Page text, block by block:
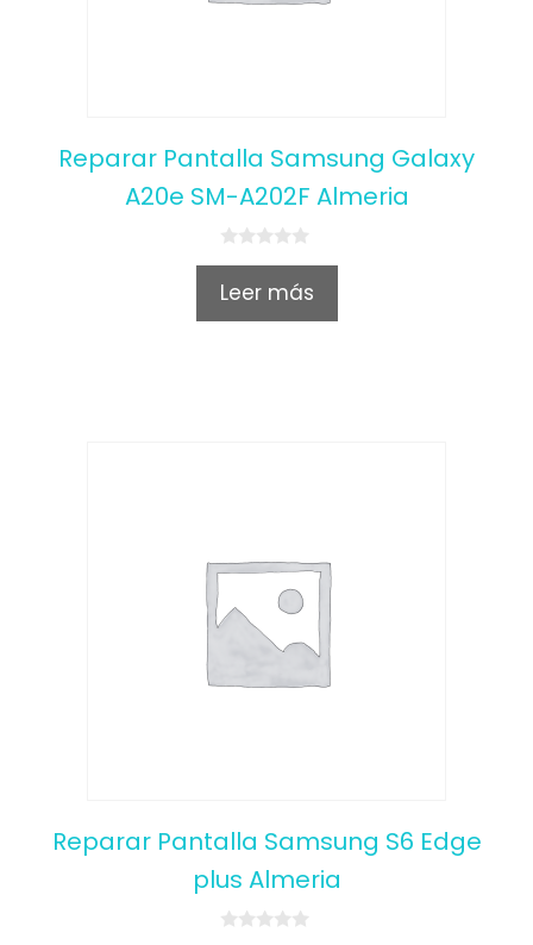
Reparar Pantalla Samsung Galaxy
A20e SM-A202F Almeria
0
u
Leer más
Reparar Pantalla Samsung S6 Edge
plus Almeria